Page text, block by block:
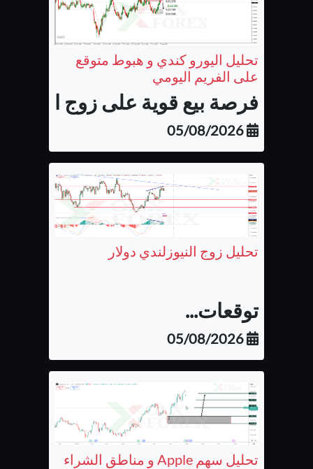
تحليل اليورو كندي و هبوط متوقع
على الفريم اليومي
فرصة بيع قوية على زوج اليورو
05/08/2026
تحليل زوج النيوزلندي دولار
توقعات...
05/08/2026
تحليل سهم Apple و مناطق الشراء